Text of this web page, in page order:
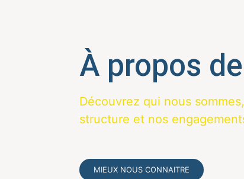
À propos
Découvrez qui nous
structure et nos
MIEUX NOUS CONNAITRE